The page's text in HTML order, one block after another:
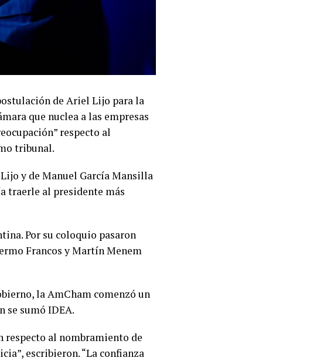
de Ariel Lijo para la
que nuclea a las empresas
respecto al
tribunal.
y de Manuel García Mansilla
traerle al presidente más
Por su coloquio pasaron
Francos y Martín Menem
la AmCham comenzó un
se sumó IDEA.
respecto al nombramiento de
escribieron. “La confianza